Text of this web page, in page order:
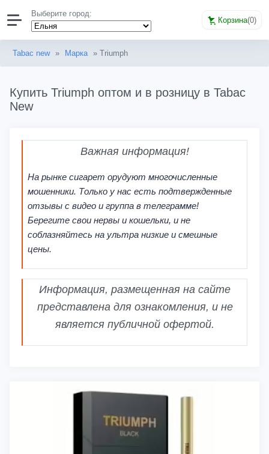
Выберите город:
Корзина(0)
Tabac new » Марка » Triumph
Купить Triumph оптом и в розницу в Tabac
New
Важная информация!
На рынке сигарет орудуют многочисленные
мошенники. Только у нас есть подтвержденные
отзывы с видео и группа в телеграмме!
Берегите свои нервы и кошельки, и не
соблазняйтесь на ультра низкие и смешные
цены.
Информация, размещенная на сайте
представлена для ознакомления, и не
является публичной офертой.